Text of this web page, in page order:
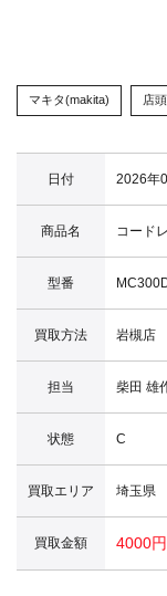
マキタ(makita) 店
日付 2026年
商品名 コード
型番
買取方法 岩槻店
担当 柴田 雄
状態 C
買取エリア 埼玉県
買取金額 4000円